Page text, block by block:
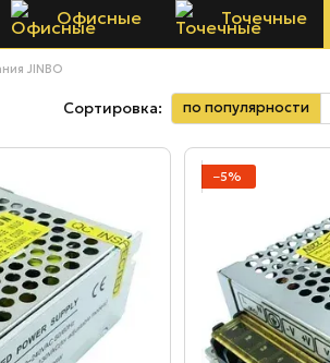
Офисные Точечные
JINBO
Сортировка: по популярности
−5%